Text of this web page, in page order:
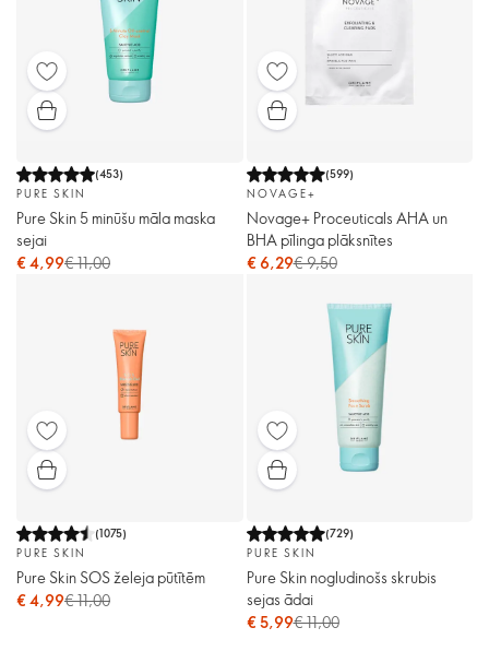
(453)
PURE SKIN
Pure Skin 5 minūšu māla maska
sejai
€ 4,99€ 11,00
(599)
NOVAGE+
Novage+ Proceuticals AHA un
BHA pīlinga plāksnītes
€ 6,29€ 9,50
(1075)
PURE SKIN
Pure Skin SOS želeja pūtītēm
€ 4,99€ 11,00
(729)
PURE SKIN
Pure Skin nogludinošs skrubis
sejas ādai
€ 5,99€ 11,00